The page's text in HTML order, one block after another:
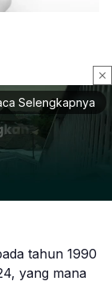
nilai yang
tahun dan
tahun 1990
yang mana
close
Selengkapnya